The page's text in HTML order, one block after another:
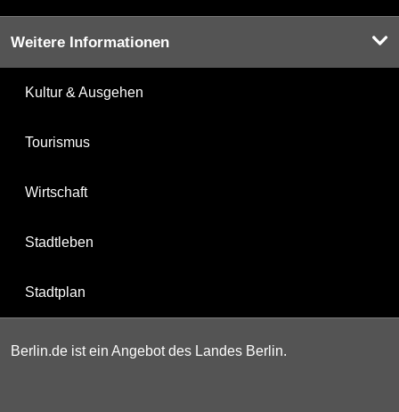
Weitere Informationen
Kultur & Ausgehen
Tourismus
Wirtschaft
Stadtleben
Stadtplan
Berlin.de ist ein Angebot des Landes Berlin.